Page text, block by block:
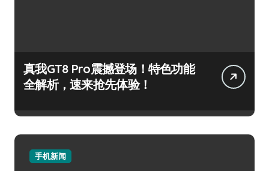
真我GT8 Pro震撼登场！特色功能
全解析，速来抢先体验！
手机新闻